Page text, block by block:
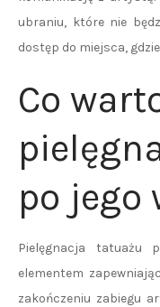
ubraniu, które nie
dostęp do miejsca,
Co
po jego
Pielęgnacja tatuażu
elementem
zakończeniu zabiegu